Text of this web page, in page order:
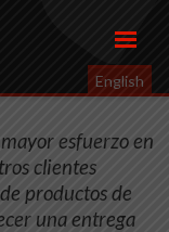
English
esfuerzo en
clientes
productos de
una entrega